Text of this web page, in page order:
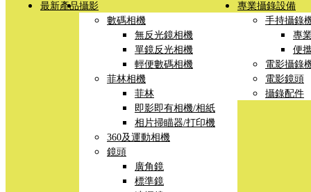
最新產品攝影
數碼相機
無反光鏡相機
單鏡反光相機
輕便數碼相機
菲林相機
菲林
即影即有相機/相紙
相片掃瞄器/打印機
360及運動相機
鏡頭
廣角鏡
標準鏡
專業攝錄設備
手持攝錄
專
便
電影攝錄
電影鏡頭
攝錄配件